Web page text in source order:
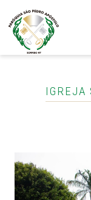
IGREJA